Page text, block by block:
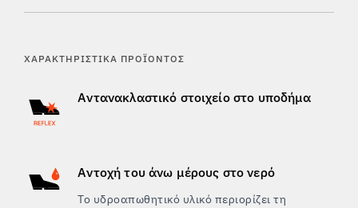
ΧΑΡΑΚΤΗΡΙΣΤΙΚΆ ΠΡΟΪΌΝΤΟΣ
Αντανακλαστικό στοιχείο στο υποδήμα
Αντοχή του άνω μέρους στο νερό
Το υδροαπωθητικό υλικό περιορίζει τη